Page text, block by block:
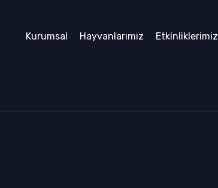
Kurumsal Hayvanlarımız Etkinliklerimiz